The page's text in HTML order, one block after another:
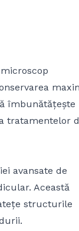
îmbunătățește
tratamentelor
avansate de
Această
structurile